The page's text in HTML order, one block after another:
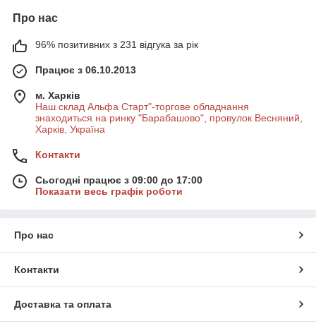
Про нас
96% позитивних з 231 відгука за рік
Працює з 06.10.2013
м. Харків
Наш склад Альфа Старт"-торгове обладнання
знаходиться на ринку "Барабашово", провулок Весняний,
Харків, Україна
Контакти
Сьогодні працює з 09:00 до 17:00
Показати весь графік роботи
Про нас
Контакти
Доставка та оплата